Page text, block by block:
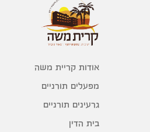
אודות קריית משה
מפעלים תורניים
גרעינים תורניים
בית הדין